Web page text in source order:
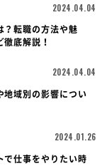
2024.04.04
？転職の方法や魅
底解説！
2024.04.04
地域別の影響につい
2024.01.26
で仕事をやりたい時